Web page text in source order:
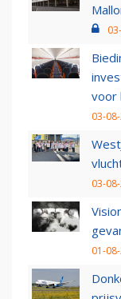
voor
03-
03-
01-